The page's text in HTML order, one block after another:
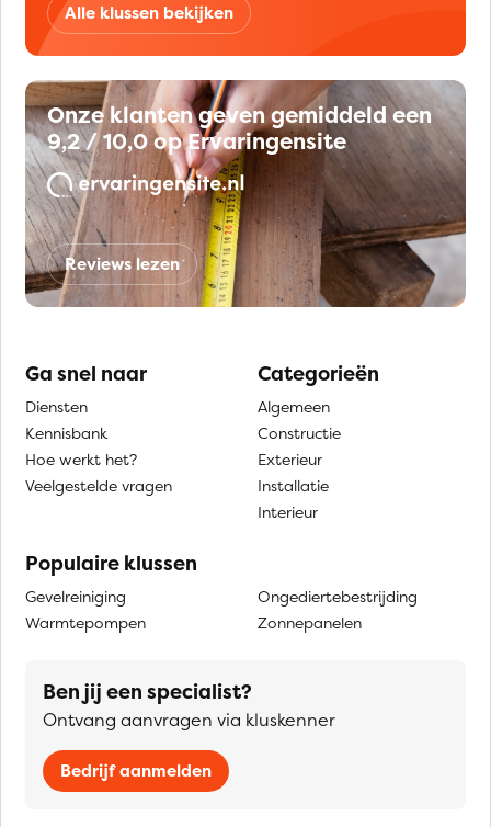
Alle klussen bekijken
Onze klanten geven gemiddeld een
9,2 / 10,0 op Ervaringensite
Reviews lezen
Ga snel naar
Diensten
Kennisbank
Hoe werkt het?
Veelgestelde vragen
Categorieën
Algemeen
Constructie
Exterieur
Installatie
Interieur
Populaire klussen
Gevelreiniging
Warmtepompen
Ongediertebestrijding
Zonnepanelen
Ben jij een specialist?
Ontvang aanvragen via kluskenner
Bedrijf aanmelden